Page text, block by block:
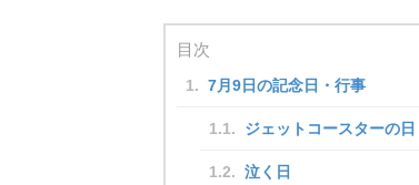
目次
7月9日の記念日・行事
ジェットコースターの日
泣く日